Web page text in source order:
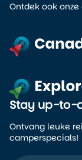
Ontdek ook
Stay up-to-
Ontvang leuke
camperspecials!